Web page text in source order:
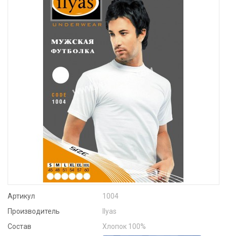
Артикул
1004
Производитель
Ilyas
Состав
Хлопок 100%